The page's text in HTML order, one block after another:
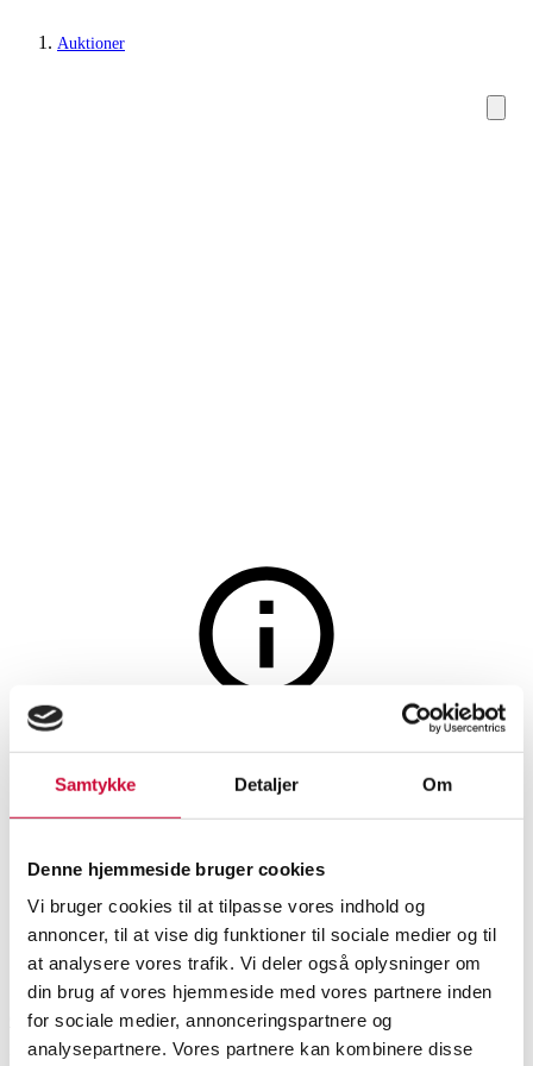
Samtykke Detaljer Om
Denne hjemmeside bruger cookies
Vi bruger cookies til at tilpasse vores indhold og
annoncer, til at vise dig funktioner til sociale medier og til
at analysere vores trafik. Vi deler også oplysninger om
din brug af vores hjemmeside med vores partnere inden
for sociale medier, annonceringspartnere og
analysepartnere. Vores partnere kan kombinere disse
Auktioner
Spejle
Stort New Yorker spejl med
sort ramme i jern, antiklook.
200x100 cm.
SHOWROOM
Odense
VURDERING
DKK 1.200
VARENUMMER
6499013
Momsvare